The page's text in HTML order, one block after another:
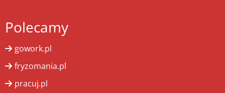
Polecamy
gowork.pl
fryzomania.pl
pracuj.pl